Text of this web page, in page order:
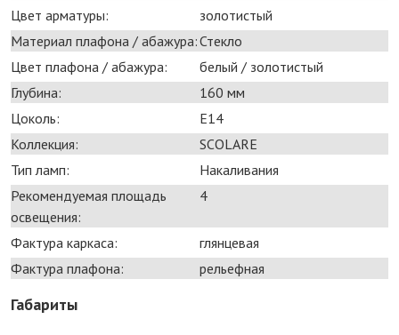
Цвет арматуры:
золотистый
Материал плафона / абажура:Стекло
Цвет плафона / абажура:
белый / золотистый
Глубина:
160 мм
Цоколь:
E14
Коллекция:
SCOLARE
Тип ламп:
Накаливания
Рекомендуемая площадь
освещения:
4
Фактура каркаса:
глянцевая
Фактура плафона:
рельефная
Габариты